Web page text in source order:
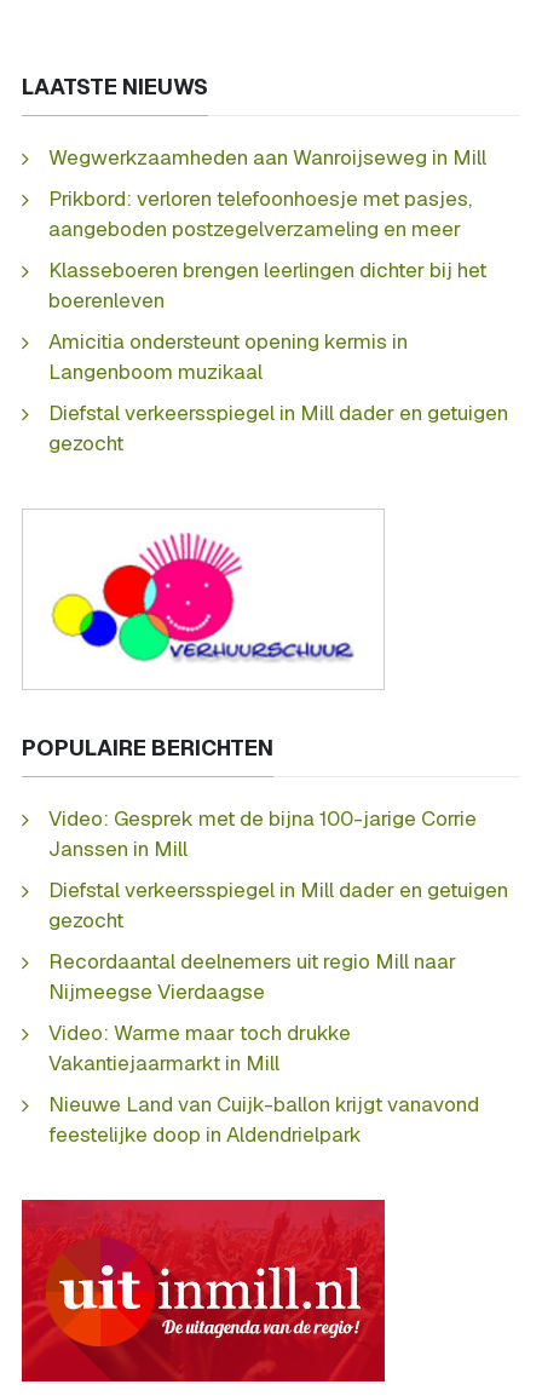
LAATSTE NIEUWS
Wegwerkzaamheden aan Wanroijseweg in Mill
Prikbord: verloren telefoonhoesje met pasjes,
aangeboden postzegelverzameling en meer
Klasseboeren brengen leerlingen dichter bij het
boerenleven
Amicitia ondersteunt opening kermis in
Langenboom muzikaal
Diefstal verkeersspiegel in Mill dader en getuigen
gezocht
POPULAIRE BERICHTEN
Video: Gesprek met de bijna 100-jarige Corrie
Janssen in Mill
Diefstal verkeersspiegel in Mill dader en getuigen
gezocht
Recordaantal deelnemers uit regio Mill naar
Nijmeegse Vierdaagse
Video: Warme maar toch drukke
Vakantiejaarmarkt in Mill
Nieuwe Land van Cuijk-ballon krijgt vanavond
feestelijke doop in Aldendrielpark